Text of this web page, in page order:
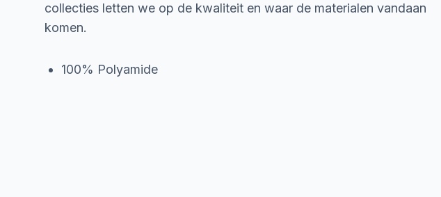
collecties letten we op de kwaliteit en waar de materialen vandaan
komen.
100% Polyamide